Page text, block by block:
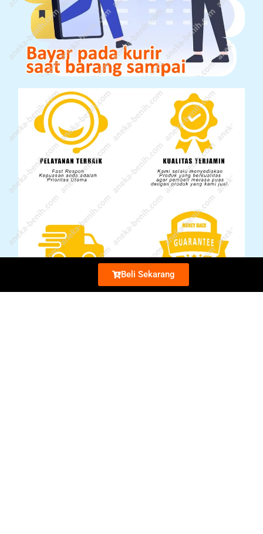
Beli Sekarang